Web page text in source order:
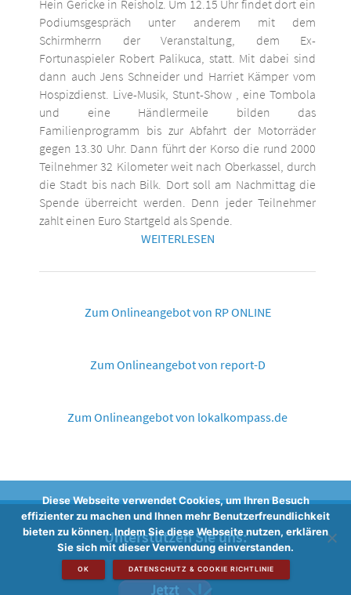
Hein Gericke in Reisholz. Um 12.15 Uhr findet dort ein
Podiumsgespräch unter anderem mit dem
Schirmherrn der Veranstaltung, dem Ex-
Fortunaspieler Robert Palikuca, statt. Mit dabei sind
dann auch Jens Schneider und Harriet Kämper vom
Hospizdienst. Live-Musik, Stunt-Show , eine Tombola
und eine Händlermeile bilden das
Familienprogramm bis zur Abfahrt der Motorräder
gegen 13.30 Uhr. Dann führt der Korso die rund 2000
Teilnehmer 32 Kilometer weit nach Oberkassel, durch
die Stadt bis nach Bilk. Dort soll am Nachmittag die
Spende überreicht werden. Denn jeder Teilnehmer
zahlt einen Euro Startgeld als Spende.
WEITERLESEN
Zum Onlineangebot von RP ONLINE
Zum Onlineangebot von report-D
Zum Onlineangebot von lokalkompass.de
Unterstützen Sie uns:
Diese Webseite verwendet Cookies, um Ihren Besuch
effizienter zu machen und Ihnen mehr Benutzerfreundlichkeit
bieten zu können. Indem Sie diese Webseite nutzen, erklären
Sie sich mit dieser Verwendung einverstanden.
OK DATENSCHUTZ & COOKIE RICHTLINIE